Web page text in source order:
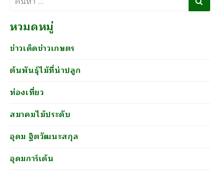
หวมดหมู่
ข่าวเด็ดข่าวเกษตร
ต้นพันธุ์ไม้ที่น่าปลูก
ท่องเที่ยว
สมาคมไม้ประดับ
อุดม ฐิตวัฒนะสกุล
อุดมการ์เด้น